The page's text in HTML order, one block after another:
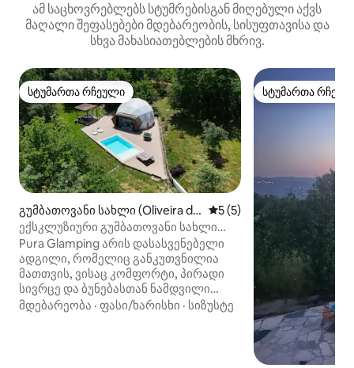
ამ საცხოვრებლებს სტუმრებისგან მიღებული აქვს
მაღალი შეფასებები მდებარეობის, სისუფთავისა და
სხვა მახასიათებლების მხრივ.
სტუმართა რჩეული
სტუმართა რჩეული
გუმბათოვანი სახლი (Oliveira do
Hospital)
საშუალო შეფასებაა
5 (5)
ექსკლუზიური გუმბათოვანი სახლი
აუზითა და ჯაკუზით ბუნებაში
Pura Glamping არის დასასვენებელი
ადგილი, რომელიც განკუთვნილია
მათთვის, ვისაც კომფორტი, პირადი
სივრცე და ბუნებასთან ნამდვილი
კავშირი სურს. ეს მართლაც ისეთი
მდებარეობა · ფასი/ხარისხი · სიზუსტე
სტუმართა
სტუმართა